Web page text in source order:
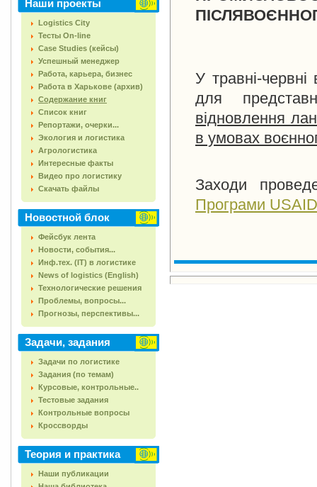
Наши проекты
Logistics City
Тесты On-line
Case Studies (кейсы)
Успешный менеджер
Работа, карьера, бизнес
Работа в Харькове (архив)
Содержание книг
Список книг
Репортажи, очерки...
Экология и логистика
Агрологистика
Интересные факты
Видео про логистику
Скачать файлы
Новостной блок
Фейсбук лента
Новости, события...
Инф.тех. (IT) в логистике
News of logistics (English)
Технологические решения
Проблемы, вопросы...
Прогнозы, перспективы...
Задачи, задания
Задачи по логистике
Задания (по темам)
Курсовые, контрольные..
Тестовые задания
Контрольные вопросы
Кроссворды
Теория и практика
Наши публикации
У травні-
для
відновлення
в умовах
Заходи
Програми USAID